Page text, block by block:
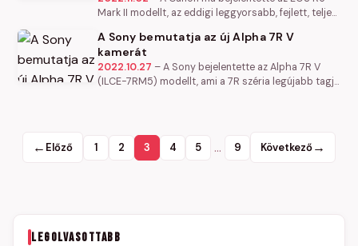
Mark II modellt, az eddigi leggyorsabb, fejlett, teljes
úttörő EOS R…
A Sony bemutatja az új Alpha 7R V
kamerát
2022.10.27 –A Sony bejelentette az Alpha 7R V
(ILCE-7RM5) modellt, ami a 7R széria legújabb tagja
← Előző 1 2 3 4 5 … 9 Következő→
LEGOLVASOTTABB